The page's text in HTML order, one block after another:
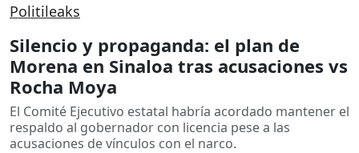
Politileaks
Silencio y propaganda: el plan de
Morena en Sinaloa tras acusaciones vs
Rocha Moya
El Comité Ejecutivo estatal habría acordado mantener el
respaldo al gobernador con licencia pese a las
acusaciones de vínculos con el narco.